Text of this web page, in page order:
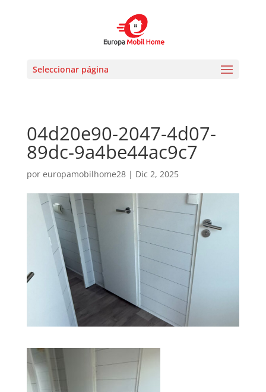
Seleccionar página
04d20e90-2047-4d07-
89dc-9a4be44ac9c7
por europamobilhome28| Dic 2, 2025